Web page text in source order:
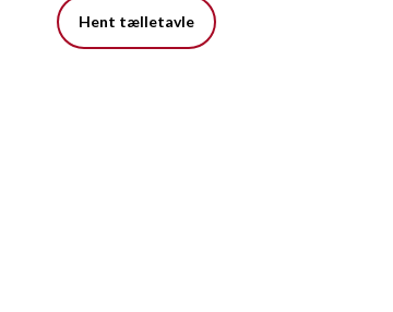
Hent tælletavle